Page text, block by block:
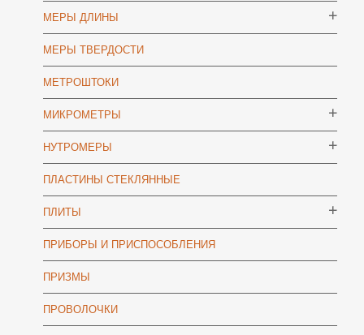
МЕРЫ ДЛИНЫ
МЕРЫ ТВЕРДОСТИ
МЕТРОШТОКИ
МИКРОМЕТРЫ
НУТРОМЕРЫ
ПЛАСТИНЫ СТЕКЛЯННЫЕ
ПЛИТЫ
ПРИБОРЫ И ПРИСПОСОБЛЕНИЯ
ПРИЗМЫ
ПРОВОЛОЧКИ